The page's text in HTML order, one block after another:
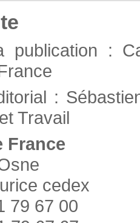
publication :
:
Travail
France
cedex
79 67 00